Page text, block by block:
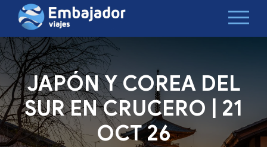
JAPÓN Y COREA DEL
SUR EN CRUCERO | 21
OCT 26